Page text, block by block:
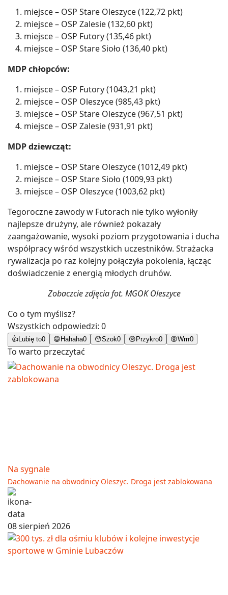
miejsce – OSP Stare Oleszyce (122,72 pkt)
miejsce – OSP Zalesie (132,60 pkt)
miejsce – OSP Futory (135,46 pkt)
miejsce – OSP Stare Sioło (136,40 pkt)
MDP chłopców:
miejsce – OSP Futory (1043,21 pkt)
miejsce – OSP Oleszyce (985,43 pkt)
miejsce – OSP Stare Oleszyce (967,51 pkt)
miejsce – OSP Zalesie (931,91 pkt)
MDP dziewcząt:
miejsce – OSP Stare Oleszyce (1012,49 pkt)
miejsce – OSP Stare Sioło (1009,93 pkt)
miejsce – OSP Oleszyce (1003,62 pkt)
Tegoroczne zawody w Futorach nie tylko wyłoniły
najlepsze drużyny, ale również pokazały
zaangażowanie, wysoki poziom przygotowania i ducha
współpracy wśród wszystkich uczestników. Strażacka
rywalizacja po raz kolejny połączyła pokolenia, łącząc
doświadczenie z energią młodych druhów.
Zobaczcie zdjęcia fot. MGOK Oleszyce
Co o tym myślisz?
Wszystkich odpowiedzi: 0
👍 Lubię to0 😄 Hahaha0 😯Szok0 😢 Przykro0 😡Wrrr0
To warto przeczytać
Na sygnale
Dachowanie na obwodnicy Oleszyc. Droga jest zablokowana
08 sierpień 2026